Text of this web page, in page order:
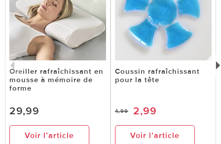
Oreiller rafraîchissant en
mousse à mémoire de
forme
29,99
Voir l’article
Coussin rafraîchissant
pour la tête
4,99 2,99
Voir l’article